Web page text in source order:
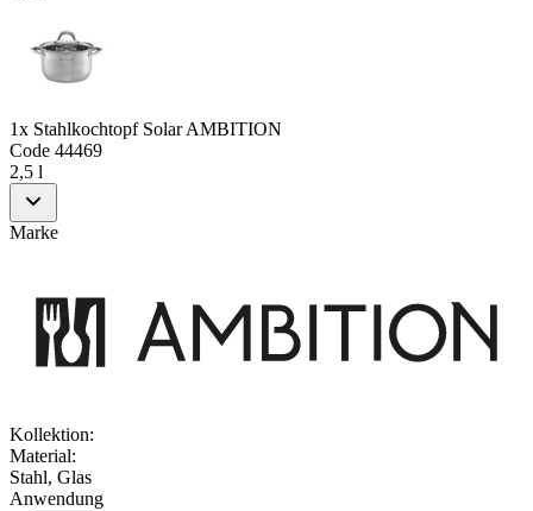
1x Stahlkochtopf Solar AMBITION
Code 44469
2,5 l
Marke
Kollektion:
Material:
Stahl, Glas
Anwendung